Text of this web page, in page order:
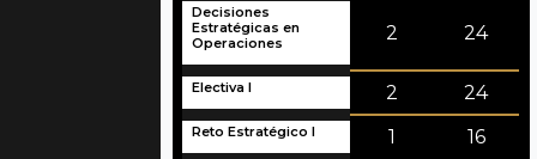
Decisiones
Estratégicas en
Operaciones
2 24
Electiva I 2 24
Reto Estratégico I 1 16